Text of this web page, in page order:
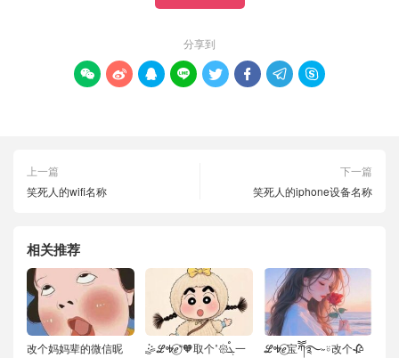
分享到
       
上一篇
笑死人的wifi名称
下一篇
笑死人的iphone设备名称
相关推荐
改个妈妈辈的微信昵
🤹ℒᎭℯ⃝“🧡取个˚𑁍ࠬܓ一
ℒᎭℯ⃝宝ཀོོ࿐˶⍤改个🥀